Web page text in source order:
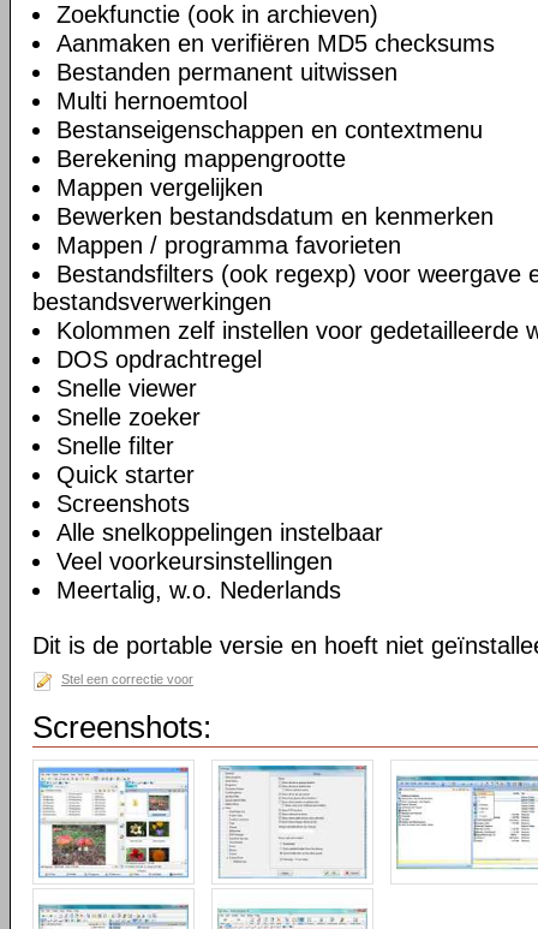
Zoekfunctie (ook in archieven)
Aanmaken en verifiëren MD5 checksums
Bestanden permanent uitwissen
Multi hernoemtool
Bestanseigenschappen en contextmenu
Berekening mappengrootte
Mappen vergelijken
Bewerken bestandsdatum en kenmerken
Mappen / programma favorieten
Bestandsfilters (ook regexp) voor weergave
bestandsverwerkingen
Kolommen zelf instellen voor gedetailleerde
DOS opdrachtregel
Snelle viewer
Snelle zoeker
Snelle filter
Quick starter
Screenshots
Alle snelkoppelingen instelbaar
Veel voorkeursinstellingen
Meertalig, w.o. Nederlands
Dit is de portable versie en hoeft niet
Stel een correctie voor
Screenshots: